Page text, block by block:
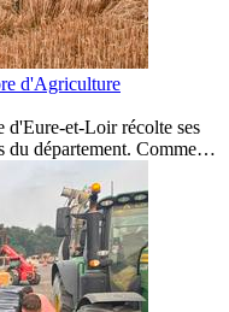
d'Agriculture
d'Eure-et-Loir récolte ses
du département. Comme…